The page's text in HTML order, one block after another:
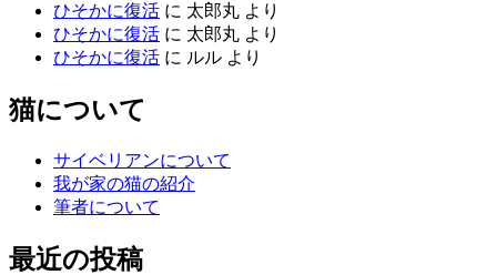
ひそかに復活 に 太郎丸 より
ひそかに復活 に 太郎丸 より
ひそかに復活 に ルル より
猫について
サイベリアンについて
我が家の猫の紹介
筆者について
最近の投稿